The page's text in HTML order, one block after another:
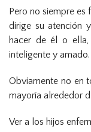
Pero no siempre es
dirige su atención
hacer de él o ella,
inteligente y amado.
Obviamente no en
mayoría alrededor
Ver a los hijos